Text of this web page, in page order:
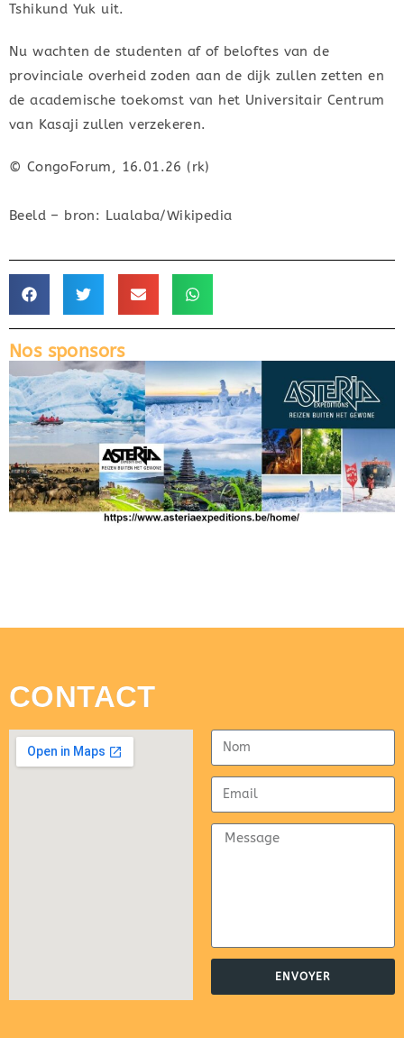
Tshikund Yuk uit.
Nu wachten de studenten af of beloftes van de
provinciale overheid zoden aan de dijk zullen zetten en
de academische toekomst van het Universitair Centrum
van Kasaji zullen verzekeren.
© CongoForum, 16.01.26 (rk)
Beeld – bron: Lualaba/Wikipedia
Nos sponsors
CONTACT
ENVOYER